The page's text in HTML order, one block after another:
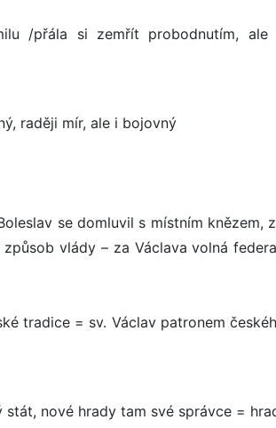
/přála si zemřít probodnutím, ale
raději mír, ale i bojovný
se domluvil s místním knězem,
vlády – za Václava volná
tradice = sv. Václav patronem
stát, nové hrady tam své správce =